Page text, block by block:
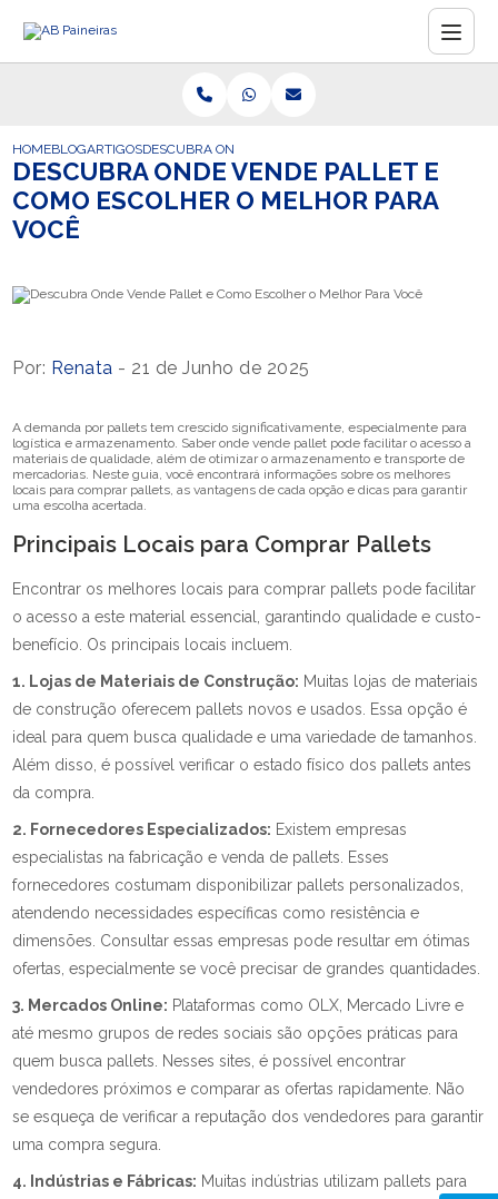
HOMEBLOGARTIGOSDESCUBRA ONDE VENDE PALLET E COMO ESCOLHER O
DESCUBRA ONDE VENDE PALLET E
COMO ESCOLHER O MELHOR PARA
VOCÊ
Por: Renata - 21 de Junho de 2025
A demanda por pallets tem crescido significativamente, especialmente para
logística e armazenamento. Saber onde vende pallet pode facilitar o acesso a
materiais de qualidade, além de otimizar o armazenamento e transporte de
mercadorias. Neste guia, você encontrará informações sobre os melhores
locais para comprar pallets, as vantagens de cada opção e dicas para garantir
uma escolha acertada.
Principais Locais para Comprar Pallets
Encontrar os melhores locais para comprar pallets pode facilitar
o acesso a este material essencial, garantindo qualidade e custo-
benefício. Os principais locais incluem.
1. Lojas de Materiais de Construção: Muitas lojas de materiais
de construção oferecem pallets novos e usados. Essa opção é
ideal para quem busca qualidade e uma variedade de tamanhos.
Além disso, é possível verificar o estado físico dos pallets antes
da compra.
2. Fornecedores Especializados: Existem empresas
especialistas na fabricação e venda de pallets. Esses
fornecedores costumam disponibilizar pallets personalizados,
atendendo necessidades específicas como resistência e
dimensões. Consultar essas empresas pode resultar em ótimas
ofertas, especialmente se você precisar de grandes quantidades.
3. Mercados Online: Plataformas como OLX, Mercado Livre e
até mesmo grupos de redes sociais são opções práticas para
quem busca pallets. Nesses sites, é possível encontrar
vendedores próximos e comparar as ofertas rapidamente. Não
se esqueça de verificar a reputação dos vendedores para garantir
uma compra segura.
4. Indústrias e Fábricas: Muitas indústrias utilizam pallets para